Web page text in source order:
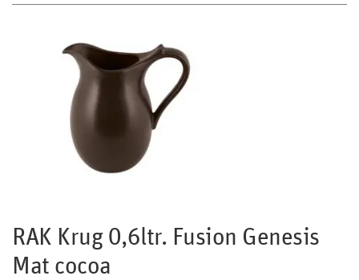
RAK Krug 0,6ltr. Fusion Genesis
Mat cocoa